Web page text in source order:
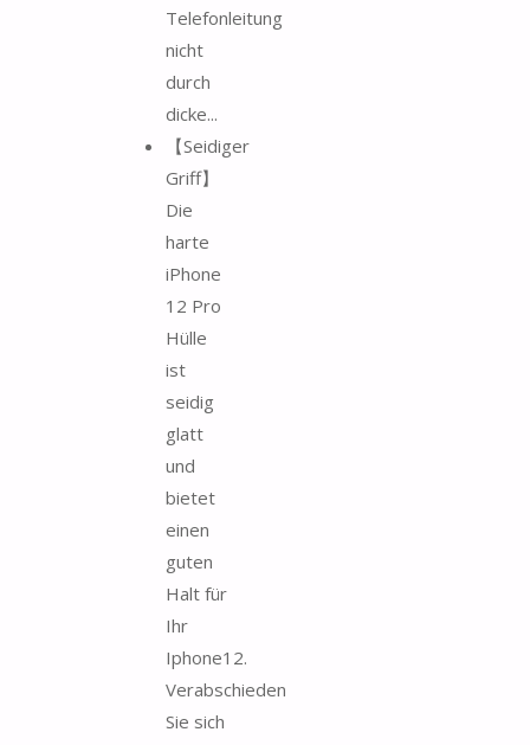
Telefonleitung
nicht
durch
dicke...
【Seidiger
Griff】
Die
harte
iPhone
12 Pro
Hülle
ist
seidig
glatt
und
bietet
einen
guten
Halt für
Ihr
Iphone12.
Verabschieden
Sie sich